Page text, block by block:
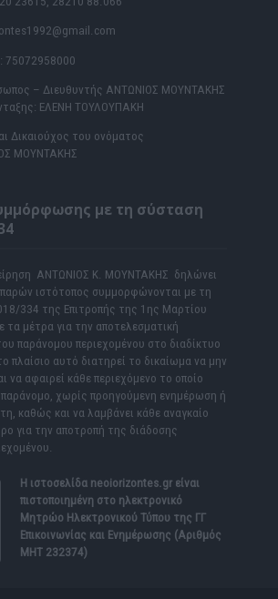
– Διευθυντής ΑΝΤΩΝΙΟΣ ΜΟΥΝΤΑΚΗΣ
ΕΛΕΝΗ ΤΟΥΛΟΥΠΑΚΗ
Δικαιούχος του ονόματος
ΜΟΥΝΤΑΚΗΣ
με τη σύσταση
ΑΝΤΩΝΙΟΣ Κ. ΜΟΥΝΤΑΚΗΣ δηλώνει
παρών ιστότοπος συμμορφώνονται με τη
334 της Επιτροπής της 1ης Μαρτίου
τα μέτρα για την αποτελεσματική
παράνομου περιεχομένου στο διαδίκτυο
πλαίσιο αυτό διατηρεί το δικαίωμα να μην
να αφαιρεί κάθε περιεχόμενο το οποίο
παράνομο, χωρίς προηγούμενη ενημέρωση ή
καθώς και να λαμβάνει κάθε αναγκαίο
για την αποτροπή της διάδοσης
Η ιστοσελίδα neoiorizontes.grείναι
πιστοποιημένη στο ηλεκτρονικό
Μητρώο Ηλεκτρονικού Τύπου της ΓΓ
Επικοινωνίας και Ενημέρωσης (Αριθμός
ΜΗΤ 232374)